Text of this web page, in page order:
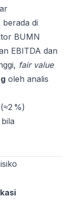
di
BUMN
EBITDA dan
fair value
oleh analis
%)
bila